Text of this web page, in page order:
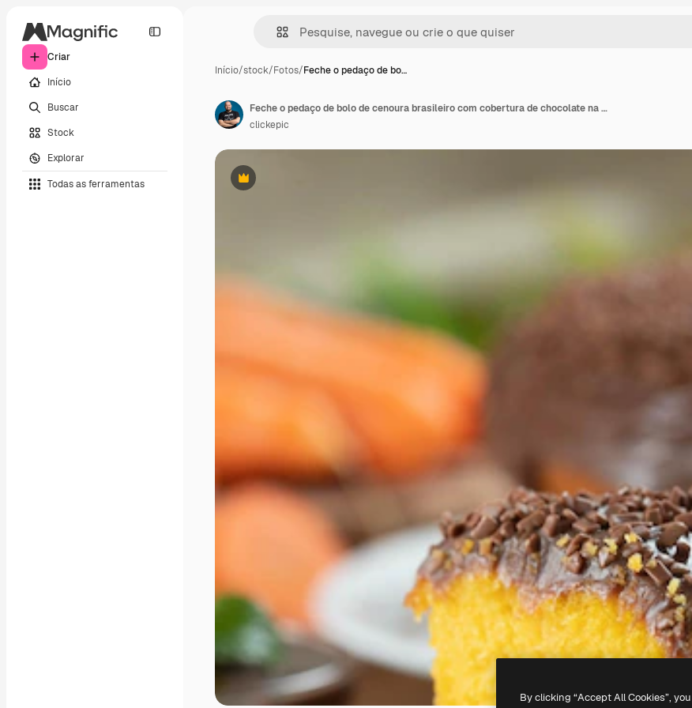
Criar
Início
Buscar
Stock
Explorar
Todas as ferramentas
Início/stock/Fotos/Feche o pedaço de bo…
Premium
Feche o pedaço de bolo de cenoura brasileiro com cobertura de chocolate na mesa de madeira com cenouras ao fundo
clickepic
By clicking “Accept All Cookies”,